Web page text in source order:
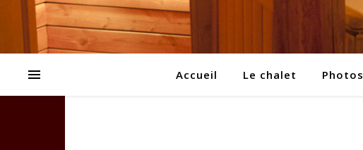
Accueil Le chalet Photos